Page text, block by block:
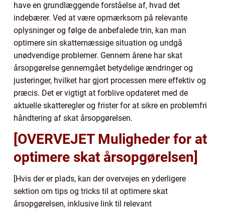
have en grundlæggende forståelse af, hvad det
indebærer. Ved at være opmærksom på relevante
oplysninger og følge de anbefalede trin, kan man
optimere sin skattemæssige situation og undgå
unødvendige problemer. Gennem årene har skat
årsopgørelse gennemgået betydelige ændringer og
justeringer, hvilket har gjort processen mere effektiv og
præcis. Det er vigtigt at forblive opdateret med de
aktuelle skatteregler og frister for at sikre en problemfri
håndtering af skat årsopgørelsen.
[OVERVEJET Muligheder for at
optimere skat årsopgørelsen]
[Hvis der er plads, kan der overvejes en yderligere
sektion om tips og tricks til at optimere skat
årsopgørelsen, inklusive link til relevant